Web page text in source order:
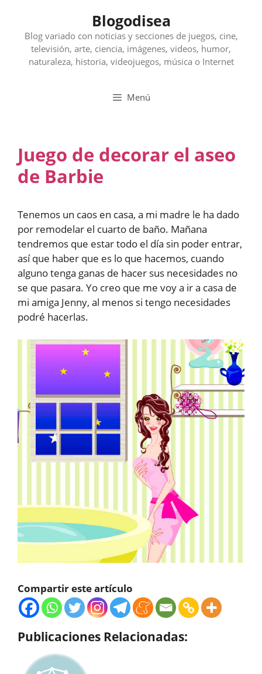
contenido
Blogodisea
Blog variado con noticias y secciones de juegos, cine,
televisión, arte, ciencia, imágenes, videos, humor,
naturaleza, historia, videojuegos, música o Internet
Menú
Juego de decorar el aseo
de Barbie
Tenemos un caos en casa, a mi madre le ha dado
por remodelar el cuarto de baño. Mañana
tendremos que estar todo el día sin poder entrar,
así que haber que es lo que hacemos, cuando
alguno tenga ganas de hacer sus necesidades no
se que pasara. Yo creo que me voy a ir a casa de
mi amiga Jenny, al menos si tengo necesidades
podré hacerlas.
Compartir este artículo
Publicaciones Relacionadas: